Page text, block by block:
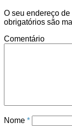
O seu endereço
obrigatórios são
Comentário
Nome *